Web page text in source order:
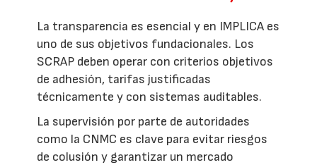
La transparencia es esencial y en IMPLICA es
uno de sus objetivos fundacionales. Los
SCRAP deben operar con criterios objetivos
de adhesión, tarifas justificadas
técnicamente y con sistemas auditables.
La supervisión por parte de autoridades
como la CNMC es clave para evitar riesgos
de colusión y garantizar un mercado